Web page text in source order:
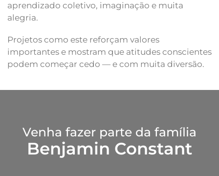
aprendizado coletivo, imaginação e muita
alegria.
Projetos como este reforçam valores
importantes e mostram que atitudes conscientes
podem começar cedo — e com muita diversão.
Venha fazer parte da família
Benjamin Constant